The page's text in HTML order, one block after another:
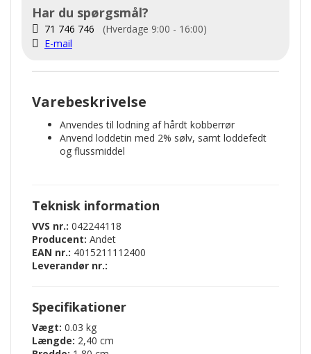
Har du spørgsmål?
71 746 746 (Hverdage 9:00 - 16:00)
E-mail
Varebeskrivelse
Anvendes til lodning af hårdt kobberrør
Anvend loddetin med 2% sølv, samt loddefedt
og flussmiddel
Teknisk information
VVS nr.: 042244118
Producent: Andet
EAN nr.: 4015211112400
Leverandør nr.:
Specifikationer
Vægt: 0.03 kg
Længde: 2,40 cm